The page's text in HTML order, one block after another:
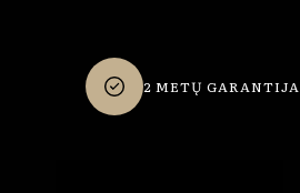
2 METŲ GARANTIJA